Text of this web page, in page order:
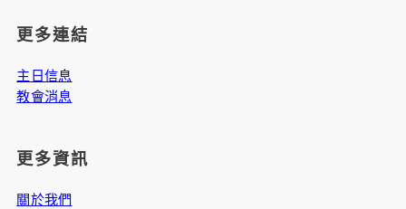
更多連結
主日信息
教會消息
更多資訊
關於我們